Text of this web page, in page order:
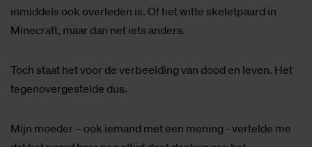
inmiddels ook overleden is. Of het witte skeletpaard in
Minecraft, maar dan net iets anders.
Toch staat het voor de verbeelding van dood en leven. Het
tegenovergestelde dus.
Mijn moeder – ook iemand met een mening - vertelde me